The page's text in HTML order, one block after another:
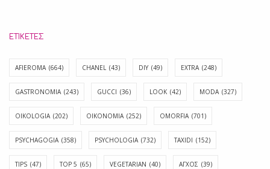
ΕΤΙΚΈΤΕΣ
AFIEROMA (664) CHANEL (43) DIY (49) EXTRA (248)
GASTRONOMIA (243) GUCCI (36) LOOK (42) MODA (327)
OIKOLOGIA (202) OIKONOMIA (252) OMORFIA (701)
PSYCHAGOGIA (358) PSYCHOLOGIA (732) TAXIDI (152)
TIPS (47) TOP 5 (65) VEGETARIAN (40) ΑΓΧΟΣ (39)